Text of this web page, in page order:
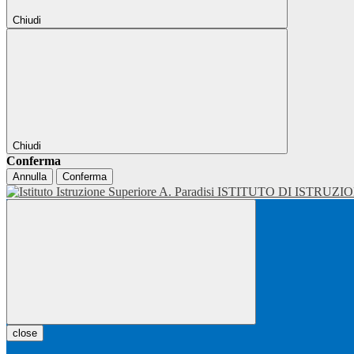
Chiudi
Chiudi
Conferma
Annulla Conferma
ISTITUTO DI
close